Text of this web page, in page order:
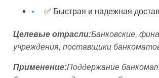
✅ Быстрая и надежная
Целевые отрасли:Банковские,
учреждения, поставщики
Применение:Поддержание